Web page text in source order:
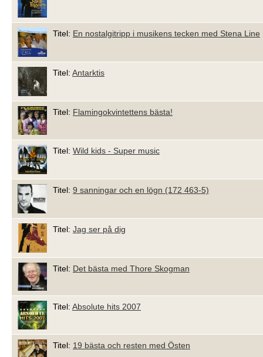
Titel: En nostalgitripp i musikens tecken med Stena Line
Titel: Antarktis
Titel: Flamingokvintettens bästa!
Titel: Wild kids - Super music
Titel: 9 sanningar och en lögn (172 463-5)
Titel: Jag ser på dig
Titel: Det bästa med Thore Skogman
Titel: Absolute hits 2007
Titel: 19 bästa och resten med Östen